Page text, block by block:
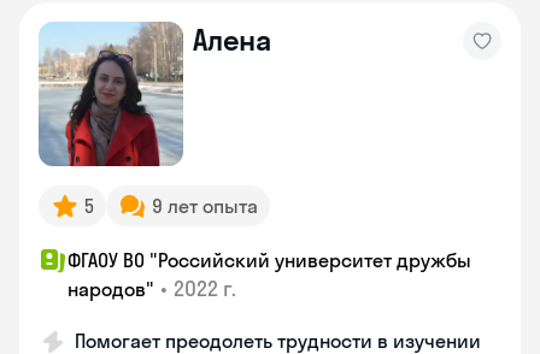
Алена
5 9 лет опыта
ФГАОУ ВО "Российский университет дружбы
народов" • 2022 г.
Помогает преодолеть трудности в изучении